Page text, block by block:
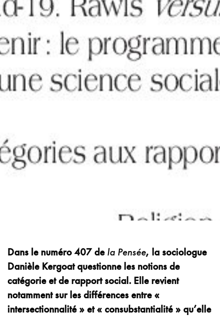
Dans le numéro 407 dela Pensée, la sociologue
Danièle Kergoat questionne les notions de
catégorie et de rapport social. Elle revient
notamment sur les différences entre «
intersectionnalité » et « consubstantialité » qu’elle